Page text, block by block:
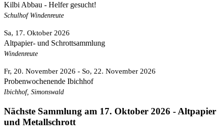
Kilbi Abbau - Helfer gesucht!
Schulhof Windenreute
Sa, 17. Oktober 2026
Altpapier- und Schrottsammlung
Windenreute
Fr, 20. November 2026 - So, 22. November 2026
Probenwochenende Ibichhof
Ibichhof, Simonswald
Nächste Sammlung am 17. Oktober 2026 - Altpapier
und Metallschrott